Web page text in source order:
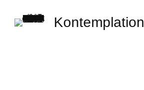
Kontemplation